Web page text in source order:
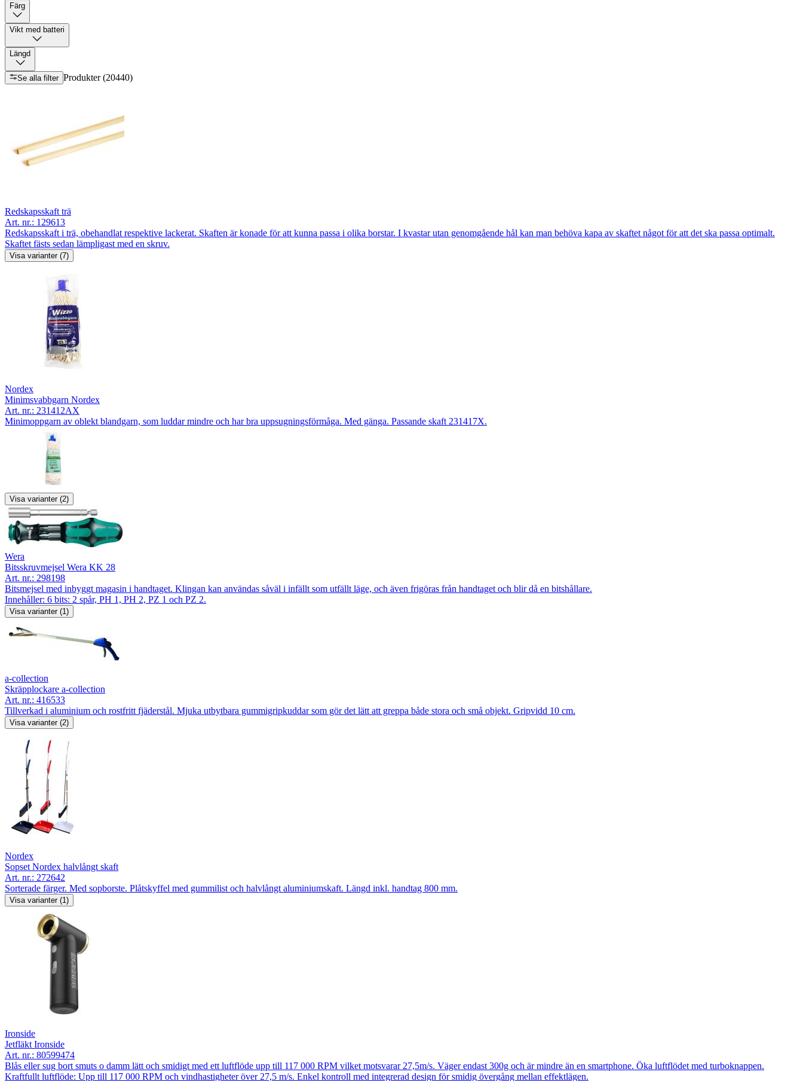
Färg
Vikt med batteri
Längd
Se alla filter Produkter (20440)
Redskapsskaft trä
Art. nr.: 129613
Redskapsskaft i trä, obehandlat respektive lackerat. Skaften är konade för att kunna passa i olika borstar. I kvastar utan genomgående hål kan man behöva kapa av skaftet något för att det ska passa optimalt.
Skaftet fästs sedan lämpligast med en skruv.
Visa varianter (7)
Nordex
Minimsvabbgarn Nordex
Art. nr.: 231412AX
Minimoppgarn av oblekt blandgarn, som luddar mindre och har bra uppsugningsförmåga. Med gänga. Passande skaft 231417X.
Visa varianter (2)
Wera
Bitsskruvmejsel Wera KK 28
Art. nr.: 298198
Bitsmejsel med inbyggt magasin i handtaget. Klingan kan användas såväl i infällt som utfällt läge, och även frigöras från handtaget och blir då en bitshållare.
Innehåller: 6 bits: 2 spår, PH 1, PH 2, PZ 1 och PZ 2.
Visa varianter (1)
a-collection
Skräpplockare a-collection
Art. nr.: 416533
Tillverkad i aluminium och rostfritt fjäderstål. Mjuka utbytbara gummigripkuddar som gör det lätt att greppa både stora och små objekt. Gripvidd 10 cm.
Visa varianter (2)
Nordex
Sopset Nordex halvlångt skaft
Art. nr.: 272642
Sorterade färger. Med sopborste. Plåtskyffel med gummilist och halvlångt aluminiumskaft. Längd inkl. handtag 800 mm.
Visa varianter (1)
Ironside
Jetfläkt Ironside
Art. nr.: 80599474
Blås eller sug bort smuts o damm lätt och smidigt med ett luftflöde upp till 117 000 RPM vilket motsvarar 27,5m/s. Väger endast 300g och är mindre än en smartphone. Öka luftflödet med turboknappen.
Kraftfullt luftflöde: Upp till 117 000 RPM och vindhastigheter över 27,5 m/s. Enkel kontroll med integrerad design för smidig övergång mellan effektlägen.